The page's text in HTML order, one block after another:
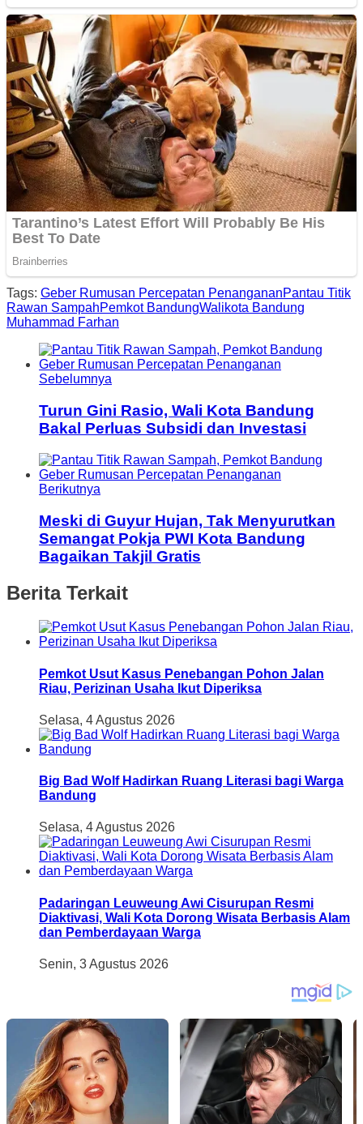
Tags: Geber Rumusan Percepatan PenangananPantau Titik
Rawan SampahPemkot BandungWalikota Bandung
Muhammad Farhan
Sebelumnya
Turun Gini Rasio, Wali Kota Bandung
Bakal Perluas Subsidi dan Investasi
Berikutnya
Meski di Guyur Hujan, Tak Menyurutkan
Semangat Pokja PWI Kota Bandung
Bagaikan Takjil Gratis
Berita Terkait
Pemkot Usut Kasus Penebangan Pohon Jalan
Riau, Perizinan Usaha Ikut Diperiksa
Selasa, 4 Agustus 2026
Big Bad Wolf Hadirkan Ruang Literasi bagi Warga
Bandung
Selasa, 4 Agustus 2026
Padaringan Leuweung Awi Cisurupan Resmi
Diaktivasi, Wali Kota Dorong Wisata Berbasis Alam
dan Pemberdayaan Warga
Senin, 3 Agustus 2026